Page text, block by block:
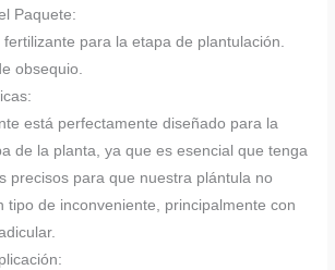
Paquete:
fertilizante para la etapa de plantulación.
obsequio.
está perfectamente diseñado para la
de la planta, ya que es esencial que tenga
precisos para que nuestra plántula no
tipo de inconveniente, principalmente con